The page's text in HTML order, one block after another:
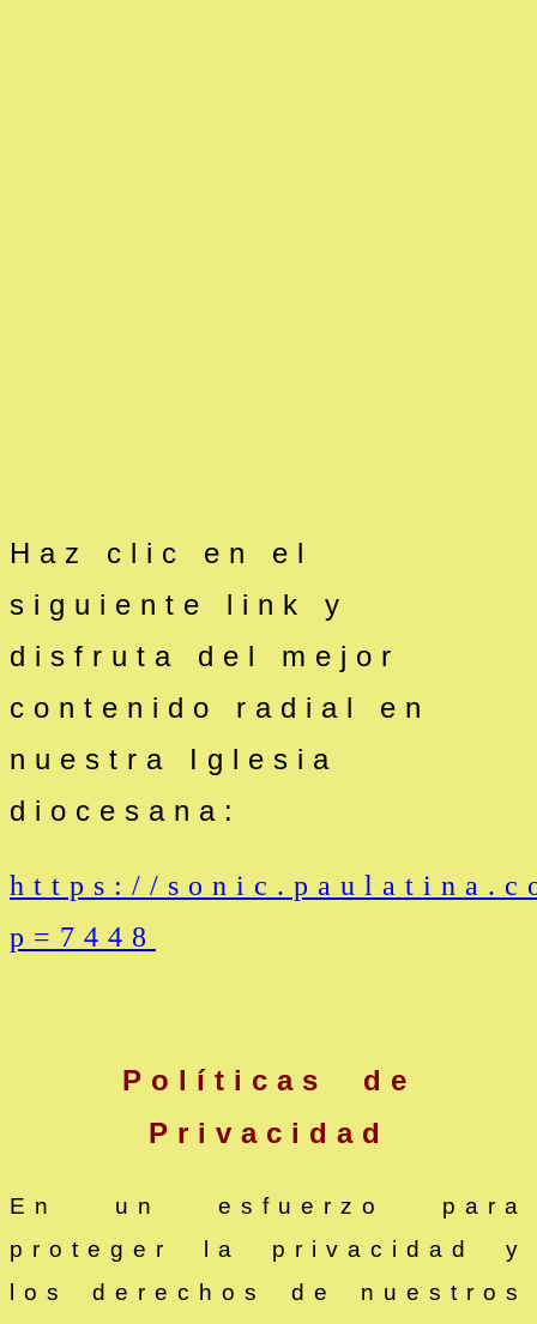
Haz clic en el
siguiente link y
disfruta del mejor
contenido radial en
nuestra Iglesia
diocesana:
https://
p=7448
Políticas de
Privacidad
En un esfuerzo para
proteger la privacidad y
los derechos de nuestros